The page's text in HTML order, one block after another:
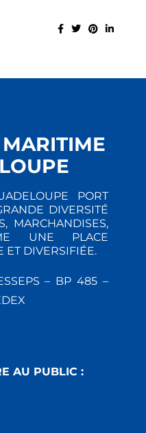
PORT
DIVERSITÉ
MARCHANDISES,
UNE PLACE
ET DIVERSIFIÉE.
– BP 485 –
AU PUBLIC :